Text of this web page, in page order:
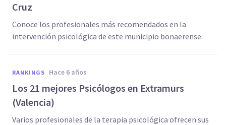
Cruz
Conoce los profesionales más recomendados en la
intervención psicológica de este municipio bonaerense.
RANKINGS hace 6 años
Los 21 mejores Psicólogos en Extramurs
(Valencia)
Varios profesionales de la terapia psicológica ofrecen sus